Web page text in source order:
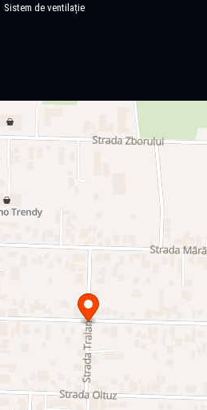
Sistem de ventilație